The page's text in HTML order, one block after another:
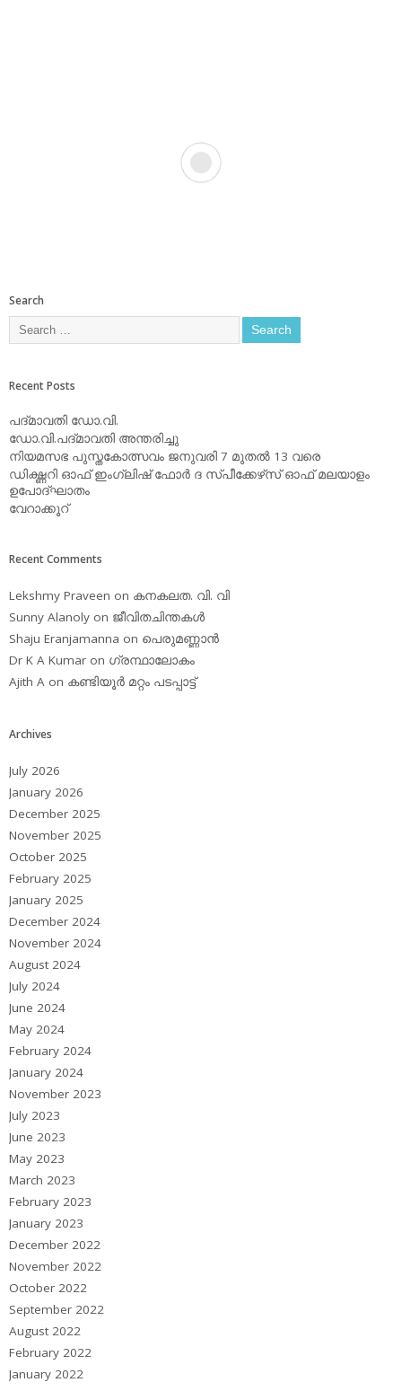
Search
Recent Posts
പദ്മാവതി ഡോ.വി.
ഡോ.വി.പദ്മാവതി അന്തരിച്ചു
നിയമസഭ പുസ്തകോത്സവം ജനുവരി 7 മുതല്‍ 13 വരെ
ഡിക്ഷ്ണറി ഓഫ് ഇംഗ്ലിഷ് ഫോര്‍ ദ സ്പീക്കേഴ്‌സ് ഓഫ് മലയാളം
ഉപോദ്ഘാതം
വേറാക്കൂറ്
Recent Comments
Lekshmy Praveen on കനകലത. വി. വി
Sunny Alanoly on ജീവിതചിന്തകള്‍
Shaju Eranjamanna on പെരുമണ്ണാന്‍
Dr K A Kumar on ഗ്രന്ഥാലോകം
Ajith A on കണ്ടിയൂര്‍ മറ്റം പടപ്പാട്ട്‌
Archives
July 2026
January 2026
December 2025
November 2025
October 2025
February 2025
January 2025
December 2024
November 2024
August 2024
July 2024
June 2024
May 2024
February 2024
January 2024
November 2023
July 2023
June 2023
May 2023
March 2023
February 2023
January 2023
December 2022
November 2022
October 2022
September 2022
August 2022
February 2022
January 2022